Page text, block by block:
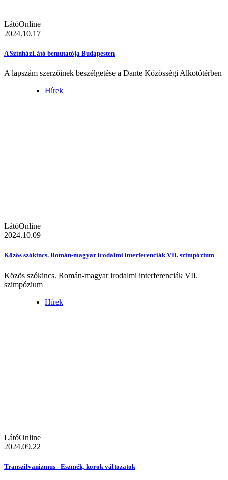
LátóOnline
2024.10.17
A SzínházLátó bemutatója Budapesten
A lapszám szerzőinek beszélgetése a Dante Közösségi Alkotótérben
Hírek
LátóOnline
2024.10.09
Közös szókincs. Román-magyar irodalmi interferenciák VII. szimpózium
Közös szókincs. Román-magyar irodalmi interferenciák VII.
szimpózium
Hírek
LátóOnline
2024.09.22
Transzilvanizmus - Eszmék, korok változatok